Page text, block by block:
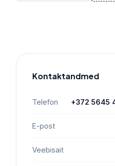
Kontaktandmed
Telefon +372 5645
E-post
Veebisait